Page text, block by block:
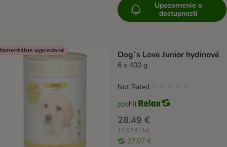
Upozornenie o
dostupnosti
vypredané Dog´s Love Junior hydinové
6 x 400 g
28,49 €
11,87 € / kg
27,07 €
Not Rated